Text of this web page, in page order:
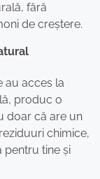
fără
de creștere.
au acces la
produc o
doar că are un
chimice,
pentru tine și